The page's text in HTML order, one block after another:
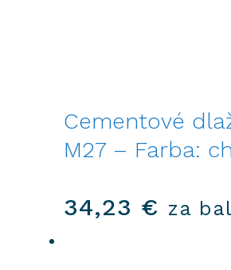
Cementové
M27 – Farba:
34,23 € za